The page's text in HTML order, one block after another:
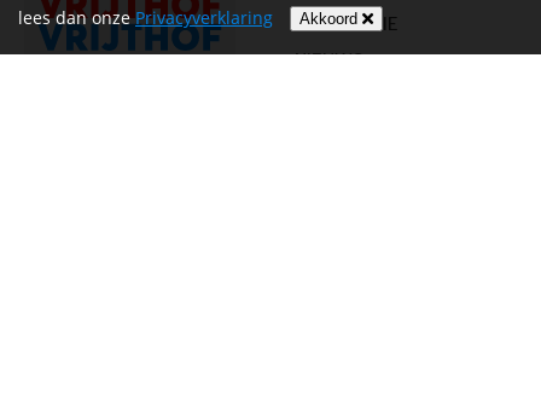
INFORMATIE
NIEUWS
lees dan onzePrivacyverklaring Akkoord